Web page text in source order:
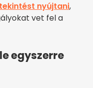
nyújtani,
vet fel a
egyszerre